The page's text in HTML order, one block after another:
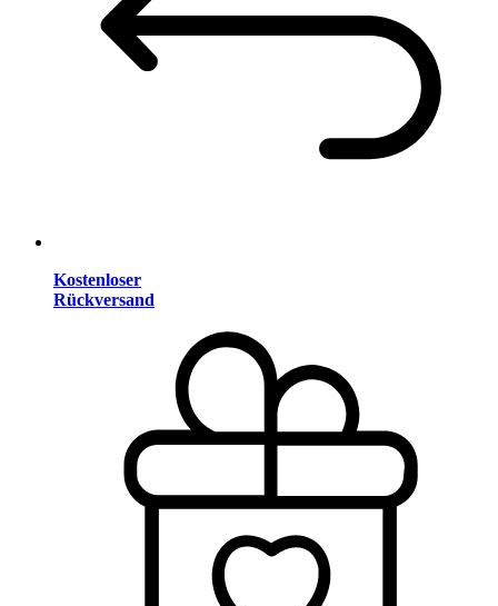
Kostenloser
Rückversand